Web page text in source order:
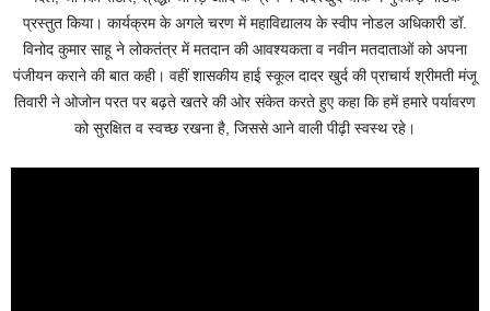
प्रस्तुत किया। कार्यक्रम के अगले चरण में महाविद्यालय के स्वीप नोडल अधिकारी डॉ.
विनोद कुमार साहू ने लोकतंत्र में मतदान की आवश्यकता व नवीन मतदाताओं को अपना
पंजीयन कराने की बात कही। वहीं शासकीय हाई स्कूल दादर खुर्द की प्राचार्य श्रीमती मंजू
तिवारी ने ओजोन परत पर बढ़ते खतरे की ओर संकेत करते हुए कहा कि हमें हमारे पर्यावरण
को सुरक्षित व स्वच्छ रखना है, जिससे आने वाली पीढ़ी स्वस्थ रहे।